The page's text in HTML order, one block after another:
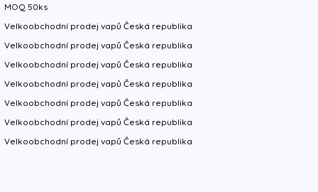
MOQ 50ks
Velkoobchodní prodej vapů Česká republika
Velkoobchodní prodej vapů Česká republika
Velkoobchodní prodej vapů Česká republika
Velkoobchodní prodej vapů Česká republika
Velkoobchodní prodej vapů Česká republika
Velkoobchodní prodej vapů Česká republika
Velkoobchodní prodej vapů Česká republika